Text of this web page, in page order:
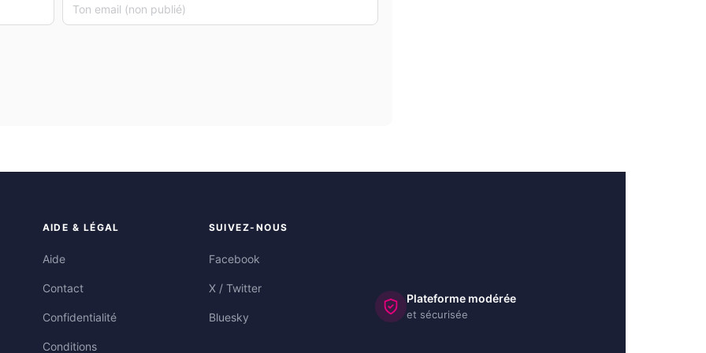
AIDE & LÉGAL
Aide
Contact
Confidentialité
Conditions
SUIVEZ-NOUS
Facebook
X / Twitter
Bluesky
Plateforme modérée
et sécurisée